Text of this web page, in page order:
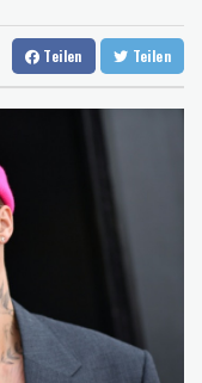
32 °C
triumphiert
an Ziele
zwischen Hamburg
Teilen Teilen